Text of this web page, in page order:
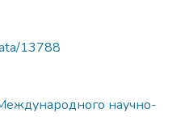
13788
научно-